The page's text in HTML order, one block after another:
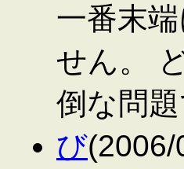
一番末
せん。
倒な問題
び